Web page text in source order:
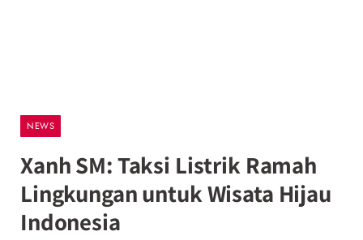
NEWS
Xanh SM: Taksi Listrik Ramah
Lingkungan untuk Wisata Hijau
Indonesia